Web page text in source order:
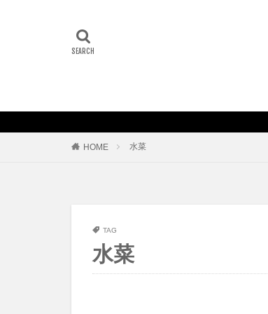
HOME 水菜
TAG
水菜